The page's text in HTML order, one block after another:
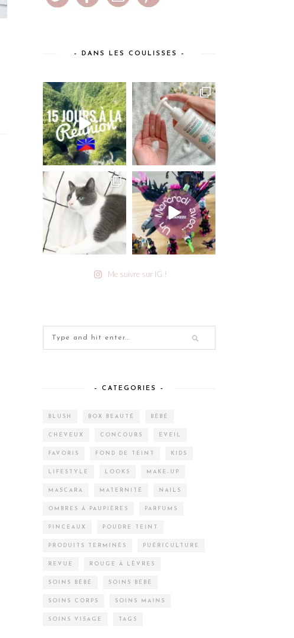
– DANS LES COULISSES –
Me suivre sur IG !
– CATEGORIES –
BLUSH BOX BEAUTÉ BÉBÉ
CHEVEUX CONCOURS EVEIL
FAVORIS FOND DE TEINT KIDS
LIFESTYLE LOOKS MAKE-UP
MASCARA MATERNITÉ NAILS
OMBRES À PAUPIÈRES PARFUMS
PINCEAUX POUDRE TEINT
PRODUITS TERMINÉS PUÉRICULTURE
REVUE ROUGE À LÈVRES
SOINS BÉBÉ SOINS BÉBÉ
SOINS CORPS SOINS MAINS
SOINS VISAGE TAGS